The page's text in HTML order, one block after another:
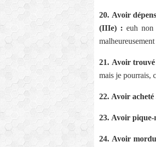
20. Avoir
(IIIe) : euh
21. Avoir trouvé
mais je pourrais,
22. Avoir
23. Avoir pique-
24. Avoir